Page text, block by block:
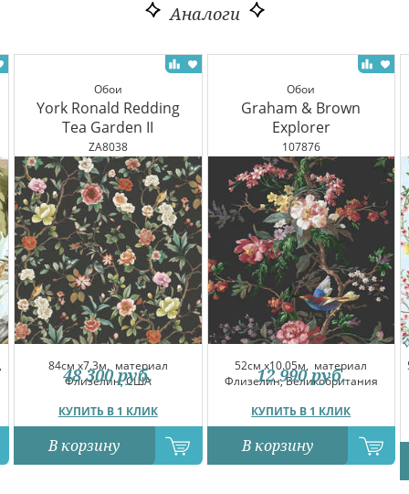
Аналоги
Обои
York Ronald Redding
Tea Garden II
ZA8038
84см x7.3м, материал
Флизелин, США
КУПИТЬ В 1 КЛИК
48 300 руб.
В корзину
Обои
Graham & Brown
Explorer
107876
52см x10.05м, материал
Флизелин, Великобритания
КУПИТЬ В 1 КЛИК
12 990 руб.
В корзину